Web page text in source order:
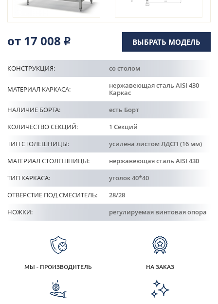
О компании
Доставка
Информация
Портфолио
Контакты
от 17 008 Р ВЫБРАТЬ МОДЕЛЬ
КОНСТРУКЦИЯ: со столом
МАТЕРИАЛ КАРКАСА:
нержавеющая сталь AISI 430
Каркас
НАЛИЧИЕ БОРТА:
есть Борт
КОЛИЧЕСТВО СЕКЦИЙ:
1 Секций
ТИП СТОЛЕШНИЦЫ:
усилена листом ЛДСП (16 мм)
МАТЕРИАЛ СТОЛЕШНИЦЫ:
нержавеющая сталь AISI 430
ТИП КАРКАСА:
уголок 40*40
ОТВЕРСТИЕ ПОД СМЕСИТЕЛЬ:
28/28
НОЖКИ:
регулируемая винтовая опора
МЫ - ПРОИЗВОДИТЕЛЬ НА ЗАКАЗ